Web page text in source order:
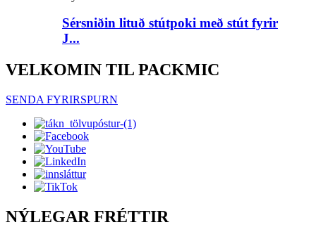
Sérsniðin lituð stútpoki með stút fyrir
J...
VELKOMIN TIL PACKMIC
SENDA FYRIRSPURN
NÝLEGAR FRÉTTIR